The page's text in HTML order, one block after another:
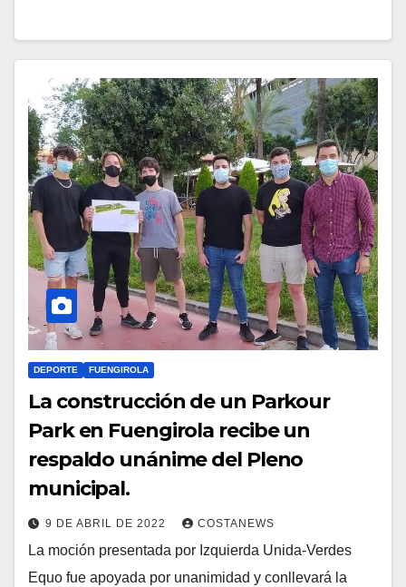
DEPORTE FUENGIROLA
La construcción de un Parkour
Park en Fuengirola recibe un
respaldo unánime del Pleno
municipal.
9 DE ABRIL DE 2022 COSTANEWS
La moción presentada por Izquierda Unida-Verdes
Equo fue apoyada por unanimidad y conllevará la